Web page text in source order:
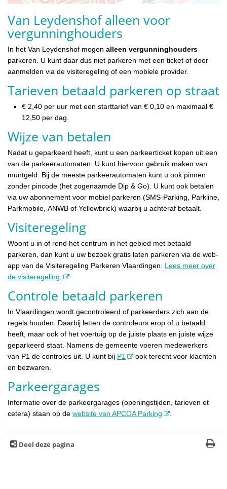
Van Leydenshof alleen voor
vergunninghouders
In het Van Leydenshof mogen alleen vergunninghouders
parkeren. U kunt daar dus niet parkeren met een ticket of door
aanmelden via de visiteregeling of een mobiele provider.
Tarieven betaald parkeren op straat
€ 2,40 per uur met een starttarief van € 0,10 en maximaal €
12,50 per dag.
Wijze van betalen
Nadat u geparkeerd heeft, kunt u een parkeerticket kopen uit een
van de parkeerautomaten. U kunt hiervoor gebruik maken van
muntgeld. Bij de meeste parkeerautomaten kunt u ook pinnen
zonder pincode (het zogenaamde Dip & Go). U kunt ook betalen
via uw abonnement voor mobiel parkeren (SMS-Parking, Parkline,
Parkmobile, ANWB of Yellowbrick) waarbij u achteraf betaalt.
Visiteregeling
Woont u in of rond het centrum in het gebied met betaald
parkeren, dan kunt u uw bezoek gratis laten parkeren via de web-
app van de Visiteregeling Parkeren Vlaardingen. Lees meer over
de visiteregeling.
Controle betaald parkeren
In Vlaardingen wordt gecontroleerd of parkeerders zich aan de
regels houden. Daarbij letten de controleurs erop of u betaald
heeft, maar ook of het voertuig op de juiste plaats en juiste wijze
geparkeerd staat. Namens de gemeente voeren medewerkers
van P1 de controles uit. U kunt bij P1
ook terecht voor klachten
en bezwaren.
Parkeergarages
Informatie over de parkeergarages (openingstijden, tarieven et
cetera) staan op de website van APCOA Parking
Deel deze pagina